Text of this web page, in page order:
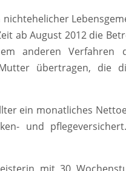
ab August 2012 die
anderen Verfahren
übertragen, die
ein monatliches
und